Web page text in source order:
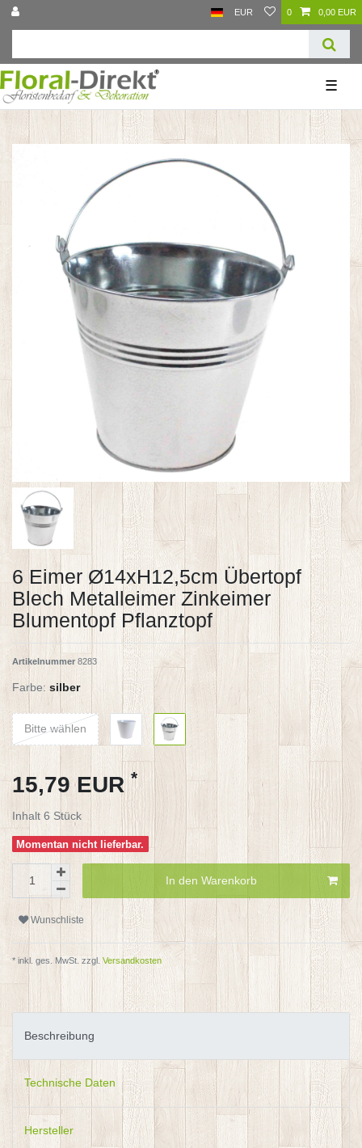
EUR 0 0,00 EUR
☰
6 Eimer Ø14xH12,5cm Übertopf
Blech Metalleimer Zinkeimer
Blumentopf Pflanztopf
Artikelnummer 8283
Farbe: silber
Bitte wählen
15,79 EUR *
Inhalt 6 Stück
Momentan nicht lieferbar.
In den Warenkorb
Wunschliste
* inkl. ges. MwSt. zzgl. Versandkosten
Beschreibung
Technische Daten
Hersteller